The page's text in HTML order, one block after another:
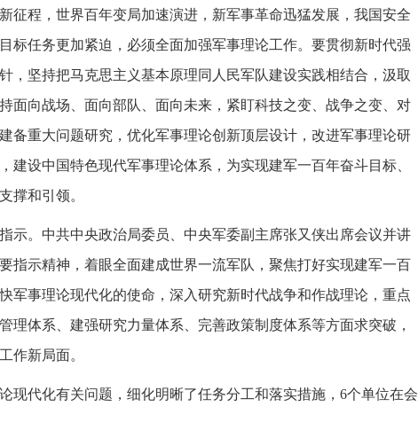
征程，世界百年变局加速演进，新军事革命迅猛发展，我国安全
标任务更加紧迫，必须全面加强军事理论工作。要贯彻新时代强
，坚持把马克思主义基本原理同人民军队建设实践相结合，汲取
面向战场、面向部队、面向未来，紧盯科技之变、战争之变、对
备重大问题研究，优化军事理论创新顶层设计，改进军事理论研
建设中国特色现代军事理论体系，为实现建军一百年奋斗目标、
撑和引领。
示。中共中央政治局委员、中央军委副主席张又侠出席会议并讲
指示精神，着眼全面建成世界一流军队，聚焦打好实现建军一百
军事理论现代化的使命，深入研究新时代战争和作战理论，重点
理体系、建强研究力量体系、完善政策制度体系等方面求突破，
作新局面。
现代化有关问题，细化明晰了任务分工和落实措施，6个单位在会